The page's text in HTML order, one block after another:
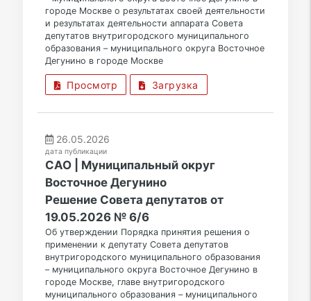
городе Москве о результатах своей деятельности
и результатах деятельности аппарата Совета
депутатов внутригородского муниципального
образования – муниципального округа Восточное
Дегунино в городе Москве
Просмотр Загрузка
26.05.2026
дата публикации
САО | Муниципальный округ
Восточное Дегунино
Решение Совета депутатов от
19.05.2026 № 6/6
Об утверждении Порядка принятия решения о
применении к депутату Совета депутатов
внутригородского муниципального образования
– муниципального округа Восточное Дегунино в
городе Москве, главе внутригородского
муниципального образования – муниципального